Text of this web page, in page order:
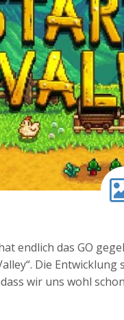
endlich das GO
Die
wir uns wohl